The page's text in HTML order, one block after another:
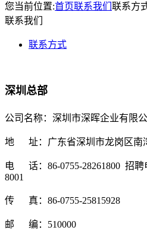
您当前位置:首页联系我们 联系方
联系我们
联系方式
深圳总部
公司名称：深圳市深晖企业有限
地 址：广东省深圳市龙岗区南
电 话：86-0755-28261800 招聘
8001
传 真：86-0755-25815928
邮 编：510000